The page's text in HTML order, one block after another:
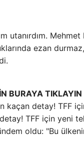
utanırdım.
ezan
BURAYA TIKLAYIN
TFF için yeni